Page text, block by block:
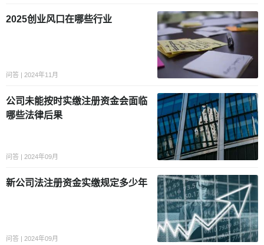
2025创业风口在哪些行业
问答 | 2024年11月
公司未能按时实缴注册资金会面临
哪些法律后果
问答 | 2024年09月
新公司法注册资金实缴规定多少年
问答 | 2024年09月